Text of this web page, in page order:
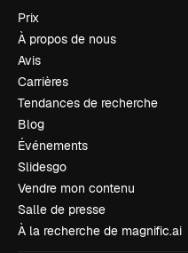
Prix
À propos de nous
Avis
Carrières
Tendances de recherche
Blog
Événements
Slidesgo
Vendre mon contenu
Salle de presse
À la recherche de magnific.ai